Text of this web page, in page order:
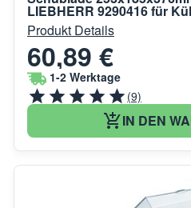
LIEBHERR 9290416 für
Produkt Details
60,89 €
1-2 Werktage
(9)
IN DEN